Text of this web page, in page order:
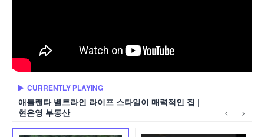
CURRENTLY PLAYING
애틀랜타 벨트라인 라이프 스타일이 매력적인 집 |
현은영 부동산